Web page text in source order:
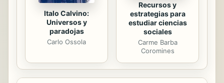
Italo Calvino:
Universos y
paradojas
Carlo Ossola
Recursos y
estrategias para
estudiar ciencias
sociales
Carme Barba
Coromines